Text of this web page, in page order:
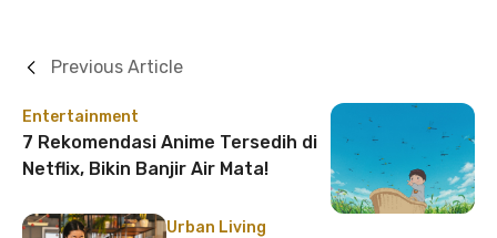
Entertainment
7 Rekomendasi Anime Tersedih di
Netflix, Bikin Banjir Air Mata!
Previous Article
Urban Living